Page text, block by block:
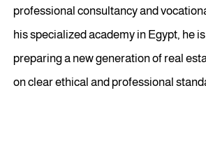
professional consultancy and
his specialized academy in Egypt, he
preparing a new generation of real
on clear ethical and professional